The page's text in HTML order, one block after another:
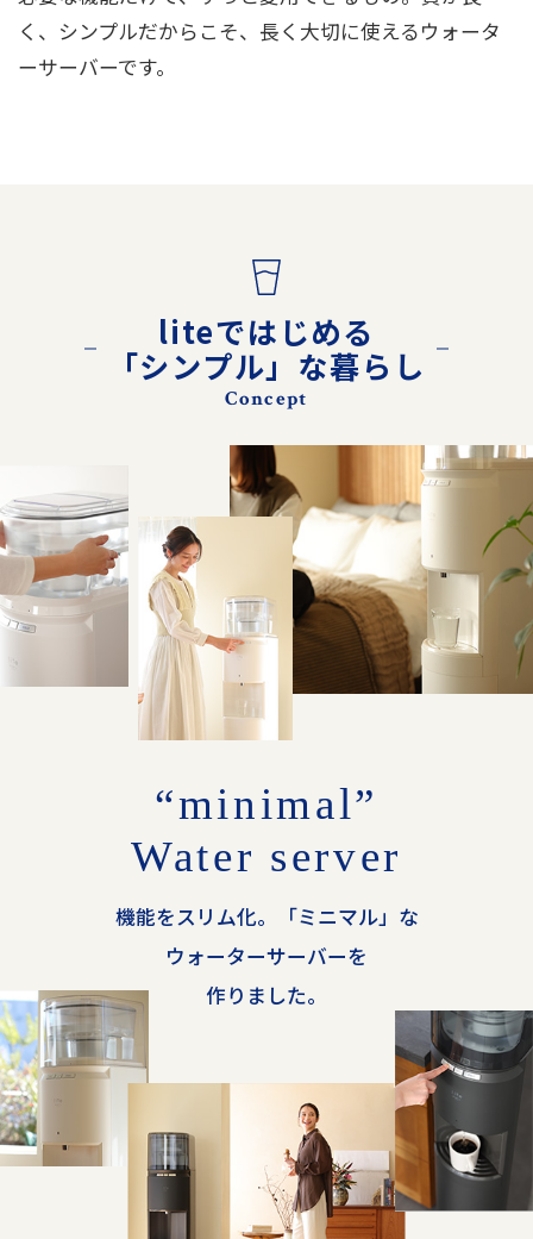
く、シンプルだからこそ、長く大切に使えるウォータ
ーサーバーです。
liteではじめる
「シンプル」な暮らし
Concept
“minimal”
Water server
機能をスリム化。「ミニマル」な
ウォーターサーバーを
作りました。